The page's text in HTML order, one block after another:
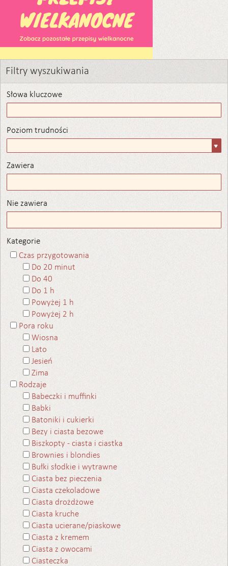
Filtry wyszukiwania
Słowa kluczowe
Poziom trudności
trudności
Zawiera
Nie zawiera
Kategorie
Czas przygotowania
Do 20 minut
Do 40
Do 1 h
Powyżej 1 h
Powyżej 2 h
Pora roku
Wiosna
Lato
Jesień
Zima
Rodzaje
Babeczki i muffinki
Babki
Batoniki i cukierki
Bezy i ciasta bezowe
Biszkopty - ciasta i ciastka
Brownies i blondies
Bułki słodkie i wytrawne
Ciasta bez pieczenia
Ciasta czekoladowe
Ciasta drożdżowe
Ciasta kruche
Ciasta ucierane/piaskowe
Ciasta z kremem
Ciasta z owocami
Ciasteczka